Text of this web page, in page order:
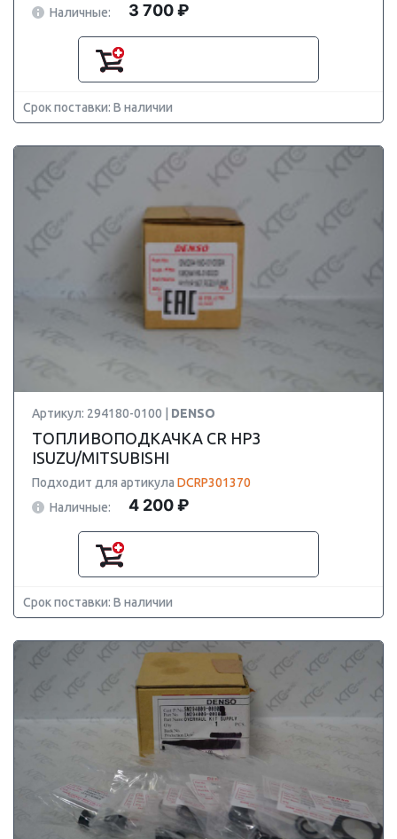
Наличные:
3 700 ₽
Срок поставки: В наличии
Артикул: 294180-0100 | DENSO
ТОПЛИВОПОДКАЧКА CR HP3
ISUZU/MITSUBISHI
Подходит для артикула DCRP301370
Наличные:
4 200 ₽
Срок поставки: В наличии